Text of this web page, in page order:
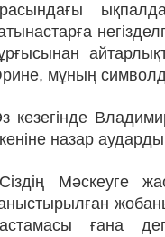
мұның
кезегінде
назар
Мәскеуге
ғана